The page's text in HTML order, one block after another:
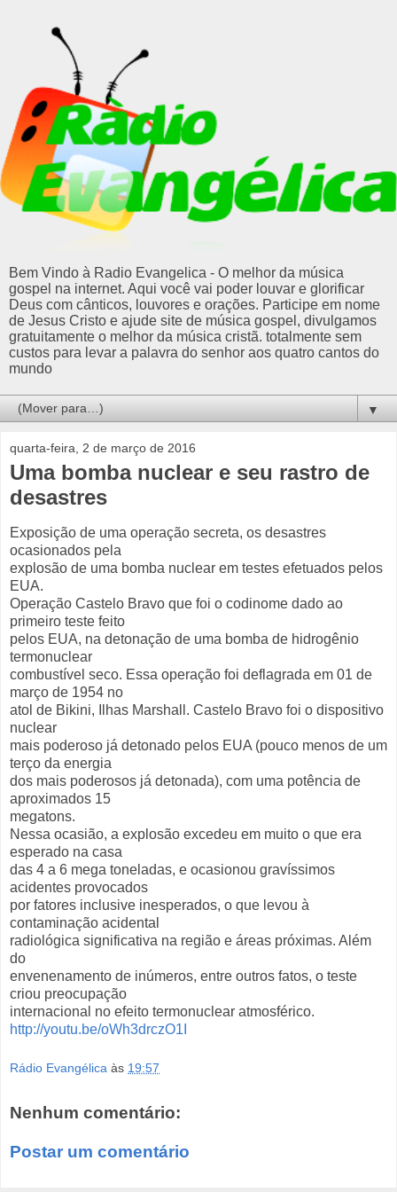
Bem Vindo à Radio Evangelica - O melhor da música
gospel na internet. Aqui você vai poder louvar e glorificar
Deus com cânticos, louvores e orações. Participe em nome
de Jesus Cristo e ajude site de música gospel, divulgamos
gratuitamente o melhor da música cristã. totalmente sem
custos para levar a palavra do senhor aos quatro cantos do
mundo
▼
quarta-feira, 2 de março de 2016
Uma bomba nuclear e seu rastro de
desastres
Exposição de uma operação secreta, os desastres
ocasionados pela
explosão de uma bomba nuclear em testes efetuados pelos
EUA.
Operação Castelo Bravo que foi o codinome dado ao
primeiro teste feito
pelos EUA, na detonação de uma bomba de hidrogênio
termonuclear
combustível seco. Essa operação foi deflagrada em 01 de
março de 1954 no
atol de Bikini, Ilhas Marshall. Castelo Bravo foi o dispositivo
nuclear
mais poderoso já detonado pelos EUA (pouco menos de um
terço da energia
dos mais poderosos já detonada), com uma potência de
aproximados 15
megatons.
Nessa ocasião, a explosão excedeu em muito o que era
esperado na casa
das 4 a 6 mega toneladas, e ocasionou gravíssimos
acidentes provocados
por fatores inclusive inesperados, o que levou à
contaminação acidental
radiológica significativa na região e áreas próximas. Além
do
envenenamento de inúmeros, entre outros fatos, o teste
criou preocupação
internacional no efeito termonuclear atmosférico.
http://youtu.be/oWh3drczO1I
Rádio Evangélica às 19:57
Nenhum comentário:
Postar um comentário